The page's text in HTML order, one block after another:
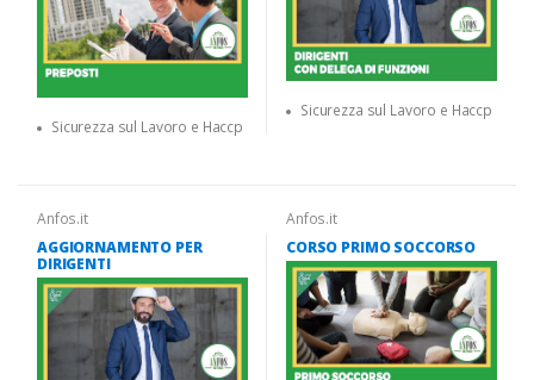
Sicurezza sul Lavoro e Haccp
Sicurezza sul Lavoro e Haccp
Anfos.it
AGGIORNAMENTO PER
DIRIGENTI
Anfos.it
CORSO PRIMO SOCCORSO